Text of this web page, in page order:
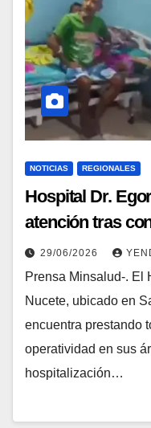
NOTICIAS REGIONALES
Hospital Dr.
atención tras
29/06/2026
Prensa Minsalud-. El
Nucete, ubicado en
encuentra prestando
operatividad en sus
hospitalización…